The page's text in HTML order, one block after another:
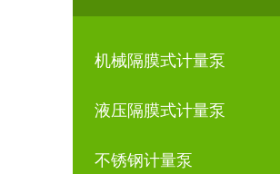
机械隔膜式计量泵
液压隔膜式计量泵
不锈钢计量泵